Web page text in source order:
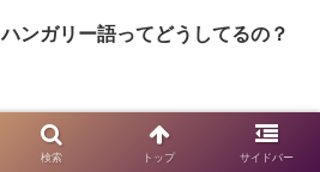
ハンガリー語ってどうしてるの？
検索 トップ サイドバー